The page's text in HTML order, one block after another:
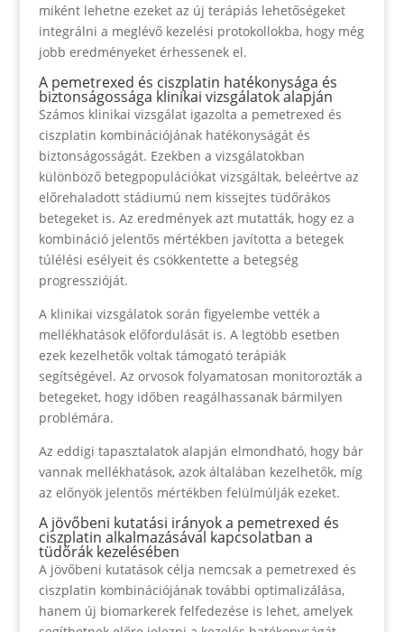
miként lehetne ezeket az új terápiás lehetőségeket
integrálni a meglévő kezelési protokollokba, hogy még
jobb eredményeket érhessenek el.
A pemetrexed és ciszplatin hatékonysága és
biztonságossága klinikai vizsgálatok alapján
Számos klinikai vizsgálat igazolta a pemetrexed és
ciszplatin kombinációjának hatékonyságát és
biztonságosságát. Ezekben a vizsgálatokban
különböző betegpopulációkat vizsgáltak, beleértve az
előrehaladott stádiumú nem kissejtes tüdőrákos
betegeket is. Az eredmények azt mutatták, hogy ez a
kombináció jelentős mértékben javította a betegek
túlélési esélyeit és csökkentette a betegség
progresszióját.
A klinikai vizsgálatok során figyelembe vették a
mellékhatások előfordulását is. A legtöbb esetben
ezek kezelhetők voltak támogató terápiák
segítségével. Az orvosok folyamatosan monitorozták a
betegeket, hogy időben reagálhassanak bármilyen
problémára.
Az eddigi tapasztalatok alapján elmondható, hogy bár
vannak mellékhatások, azok általában kezelhetők, míg
az előnyök jelentős mértékben felülmúlják ezeket.
A jövőbeni kutatási irányok a pemetrexed és
ciszplatin alkalmazásával kapcsolatban a
tüdőrák kezelésében
A jövőbeni kutatások célja nemcsak a pemetrexed és
ciszplatin kombinációjának további optimalizálása,
hanem új biomarkerek felfedezése is lehet, amelyek